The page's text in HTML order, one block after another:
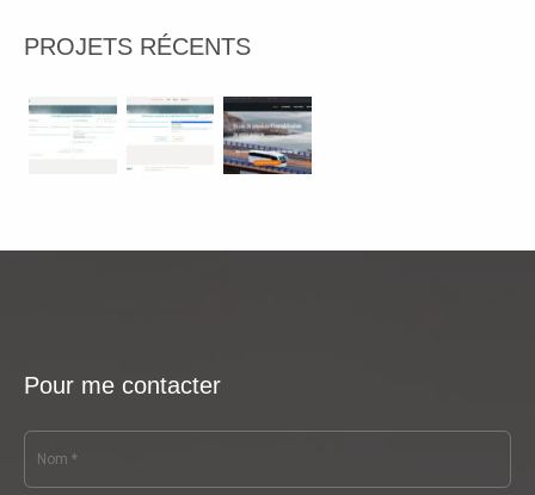
PROJETS RÉCENTS
Pour me contacter